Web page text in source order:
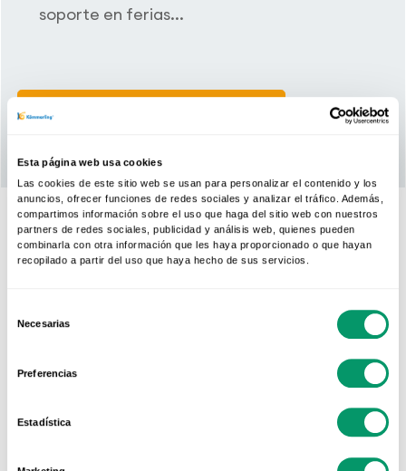
Esta página web usa cookies
Las cookies de este sitio web se usan para personalizar el contenido y los
anuncios, ofrecer funciones de redes sociales y analizar el tráfico. Además,
compartimos información sobre el uso que haga del sitio web con nuestros
partners de redes sociales, publicidad y análisis web, quienes pueden
combinarla con otra información que les haya proporcionado o que hayan
recopilado a partir del uso que haya hecho de sus servicios.
Necesarias
Preferencias
Estadística
soporte en ferias...
Te ayudamos: ¿quieres
Los sistemas KÖMMERLING esconden todo un
mundo de posibilidades: altas prestaciones,
garantías, acabados y colores. Todo lo que